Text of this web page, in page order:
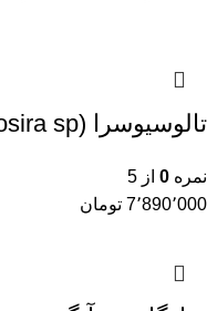
تالوسیوسرا (Thalassiosira sp.)
نمره 0 از 5
7٬890٬000 تومان